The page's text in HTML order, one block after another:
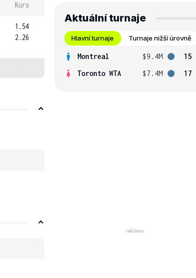
Kurs
1.54
2.26
-
Aktuální turnaje
Hlavní turnaje Turnaje nižší úrovně
Montreal $9.4M
15
Toronto WTA
$7.4M 17